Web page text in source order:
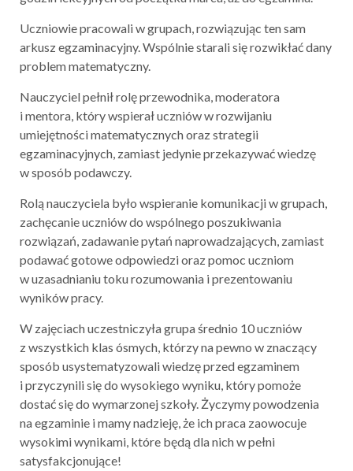
Uczniowie pracowali w grupach, rozwiązując ten sam
arkusz egzaminacyjny. Wspólnie starali się rozwikłać dany
problem matematyczny.
Nauczyciel pełnił rolę przewodnika, moderatora
i mentora, który wspierał uczniów w rozwijaniu
umiejętności matematycznych oraz strategii
egzaminacyjnych, zamiast jedynie przekazywać wiedzę
w sposób podawczy.
Rolą nauczyciela było wspieranie komunikacji w grupach,
zachęcanie uczniów do wspólnego poszukiwania
rozwiązań, zadawanie pytań naprowadzających, zamiast
podawać gotowe odpowiedzi oraz pomoc uczniom
w uzasadnianiu toku rozumowania i prezentowaniu
wyników pracy.
W zajęciach uczestniczyła grupa średnio 10 uczniów
z wszystkich klas ósmych, którzy na pewno w znaczący
sposób usystematyzowali wiedzę przed egzaminem
i przyczynili się do wysokiego wyniku, który pomoże
dostać się do wymarzonej szkoły. Życzymy powodzenia
na egzaminie i mamy nadzieję, że ich praca zaowocuje
wysokimi wynikami, które będą dla nich w pełni
satysfakcjonujące!